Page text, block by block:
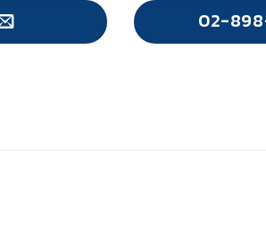
02-